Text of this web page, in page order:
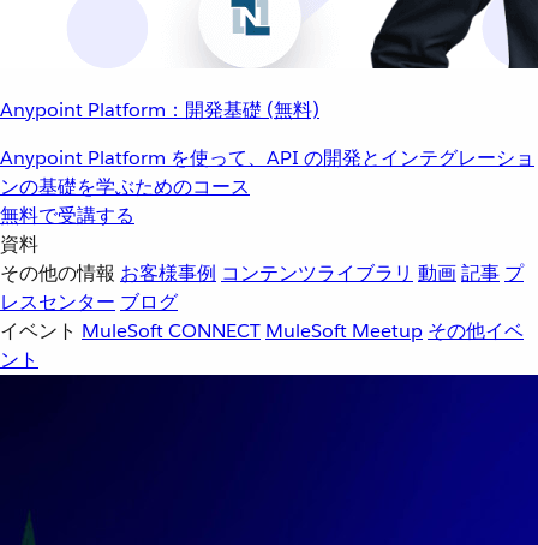
Anypoint Platform：開発基礎 (無料)
Anypoint Platform を使って、API の開発とインテグレーショ
ンの基礎を学ぶためのコース
無料で受講する
資料
その他の情報 お客様事例 コンテンツライブラリ 動画記事 プ
レスセンター ブログ
イベント MuleSoft CONNECT MuleSoft Meetup その他イベ
ント